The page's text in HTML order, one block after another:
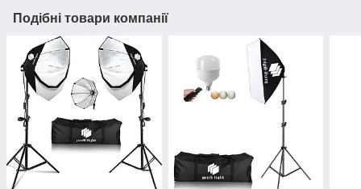
Подібні товари компанії